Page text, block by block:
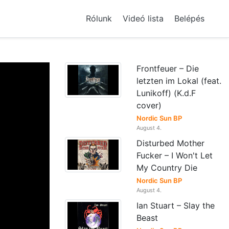
Rólunk Videó lista Belépés
Frontfeuer – Die
letzten im Lokal (feat.
Lunikoff) (K.d.F
cover)
Nordic Sun BP
August 4.
Disturbed Mother
Fucker – I Won't Let
My Country Die
Nordic Sun BP
August 4.
Ian Stuart – Slay the
Beast